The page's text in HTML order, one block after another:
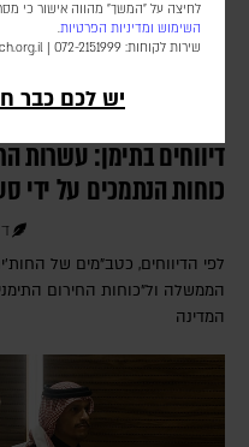
לחיצה על "המשך" מהווה אישור כי
השימוש ומדיניות הפרטיות.
שירות לקוחות: 072-2151999 |
יש לכם כבר
דיווחים בתימן: עשרות
כוחות הנתמכים על ידי
לפי הדיווחים, כטב"מים של
הממשלה ול"כוחות החירום
המדינה